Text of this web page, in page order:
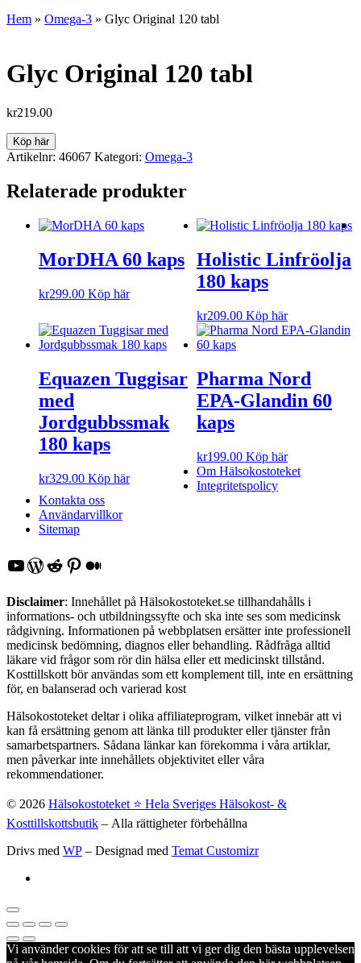
Hem » Omega-3 » Glyc Original 120 tabl
Glyc Original 120 tabl
kr219.00
Köp här
Artikelnr: 46067 Kategori: Omega-3
Relaterade produkter
MorDHA 60 kaps
kr299.00 Köp här
Holistic Linfröolja
180 kaps
kr209.00 Köp här
Equazen Tuggisar
med
Jordgubbssmak
180 kaps
kr329.00 Köp här
Pharma Nord
EPA-Glandin 60
kaps
kr199.00 Köp här
Om Hälsokostoteket
Integritetspolicy
Kontakta oss
Användarvillkor
Sitemap
YouTube
WordPress
Reddit
Pinterest
Medium
Disclaimer: Innehållet på Hälsokostoteket.se tillhandahålls i
informations- och utbildningssyfte och ska inte ses som medicinsk
rådgivning. Informationen på webbplatsen ersätter inte professionell
medicinsk bedömning, diagnos eller behandling. Rådfråga alltid
läkare vid frågor som rör din hälsa eller ett medicinskt tillstånd.
Kosttillskott bör användas som ett komplement till, inte en ersättning
för, en balanserad och varierad kost
Hälsokostoteket deltar i olika affiliateprogram, vilket innebär att vi
kan få ersättning genom att länka till produkter eller tjänster från
samarbetspartners. Sådana länkar kan förekomma i våra artiklar,
men påverkar inte innehållets objektivitet eller våra
rekommendationer.
© 2026 Hälsokostoteket ⭐️ Hela Sveriges Hälsokost- &
Kosttillskottsbutik – Alla rättigheter förbehållna
Drivs med WP – Designad med Temat Customizr
Vi använder cookies för att se till att vi ger dig den bästa upplevelsen